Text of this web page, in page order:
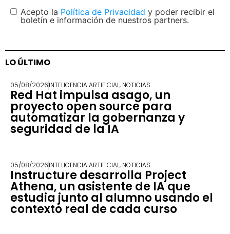
Acepto la Política de Privacidad y poder recibir el
boletín e información de nuestros partners.
LO ÚLTIMO
05/08/2026INTELIGENCIA ARTIFICIAL, NOTICIAS
Red Hat impulsa asago, un
proyecto open source para
automatizar la gobernanza y
seguridad de la IA
05/08/2026INTELIGENCIA ARTIFICIAL, NOTICIAS
Instructure desarrolla Project
Athena, un asistente de IA que
estudia junto al alumno usando el
contexto real de cada curso